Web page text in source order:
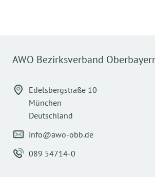
AWO Bezirksverband
Edelsbergstraße 10
München
Deutschland
info@awo-obb.de
089 54714-0